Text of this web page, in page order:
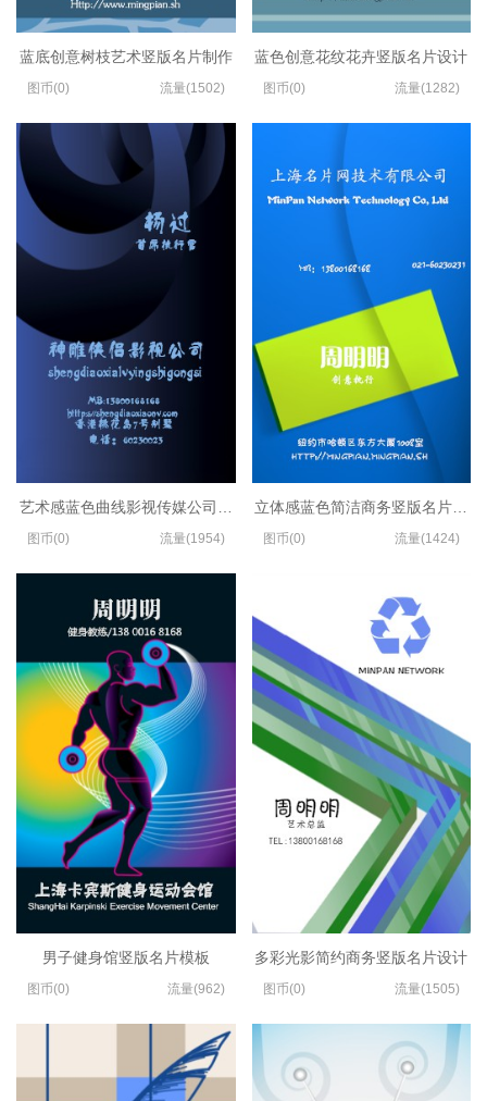
蓝底创意树枝艺术竖版名片制作
图币(0) 流量(1502)
艺术感蓝色曲线影视传媒公司竖版名片模板
图币(0) 流量(1954)
男子健身馆竖版名片模板
图币(0) 流量(962)
蓝色创意花纹花卉竖版名片设计
图币(0) 流量(1282)
立体感蓝色简洁商务竖版名片设计
图币(0) 流量(1424)
多彩光影简约商务竖版名片设计
图币(0) 流量(1505)